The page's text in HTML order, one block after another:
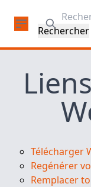
Rechercher:
Télécharger
Regénérer
Remplacer